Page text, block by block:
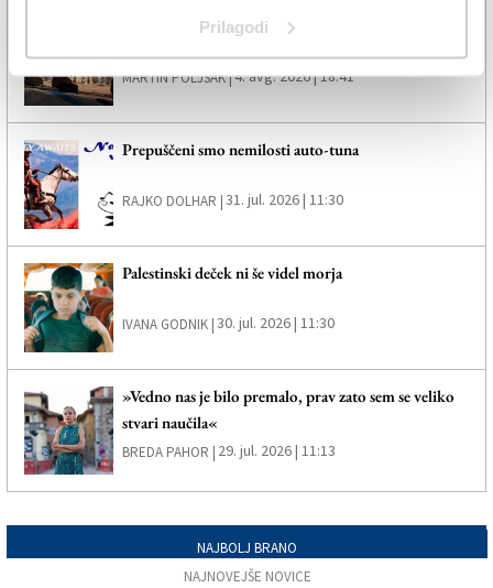
Prilagodi
Brezmejni ritmi navdušili tržaško publiko
MARTIN POLJSAK |4. avg. 2026 | 18:41
Prepuščeni smo nemilosti auto-tuna
RAJKO DOLHAR |31. jul. 2026 | 11:30
Palestinski deček ni še videl morja
IVANA GODNIK |30. jul. 2026 | 11:30
»Vedno nas je bilo premalo, prav zato sem se veliko
stvari naučila«
BREDA PAHOR | 29. jul. 2026 | 11:13
NAJBOLJ BRANO
NAJNOVEJŠE NOVICE